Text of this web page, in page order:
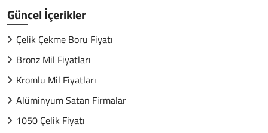
Güncel İçerikler
Çelik Çekme Boru Fiyatı
Bronz Mil Fiyatları
Kromlu Mil Fiyatları
Alüminyum Satan Firmalar
1050 Çelik Fiyatı